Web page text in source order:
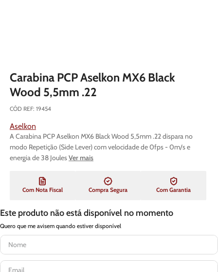
Carabina PCP Aselkon MX6 Black
Wood 5,5mm .22
CÓD REF: 19454
Aselkon
A Carabina PCP Aselkon MX6 Black Wood 5,5mm .22 dispara no
modo Repetição (Side Lever) com velocidade de 0fps - 0m/s e
energia de 38 JoulesVer mais
Com Nota Fiscal Compra Segura Com Garantia
Este produto não está disponível no momento
Quero que me avisem quando estiver disponível